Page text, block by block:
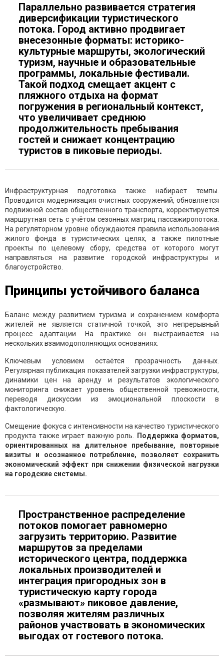
Параллельно развивается стратегия
диверсификации туристического
потока. Город активно продвигает
внесезонные форматы: историко-
культурные маршруты, экологический
туризм, научные и образовательные
программы, локальные фестивали.
Такой подход смещает акцент с
пляжного отдыха на формат
погружения в региональный контекст,
что увеличивает среднюю
продолжительность пребывания
гостей и снижает концентрацию
туристов в пиковые периоды.
Инфраструктурная подготовка также набирает темпы.
Проводится модернизация очистных сооружений, обновляется
подвижной состав общественного транспорта, корректируется
маршрутная сеть с учётом сезонных матриц пассажиропотока.
На регуляторном уровне обсуждаются правила использования
жилого фонда в туристических целях, а также пилотные
проекты по целевому сбору, средства от которого могут
направляться на развитие городской инфраструктуры и
благоустройство.
Принципы устойчивого баланса
Баланс между развитием туризма и сохранением комфорта
жителей не является статичной точкой, это непрерывный
процесс адаптации. На практике он выстраивается на
нескольких взаимодополняющих основаниях.
Ключевым условием остаётся прозрачность данных.
Регулярная публикация показателей загрузки инфраструктуры,
динамики цен на аренду и результатов экологического
мониторинга снижает уровень общественной тревожности,
переводя дискуссии из эмоциональной плоскости в
фактологическую.
Смещение фокуса с интенсивности на качество туристического
продукта также играет важную роль.
Поддержка форматов,
ориентированных на длительное пребывание, повторные
визиты и осознанное потребление, позволяет сохранить
экономический эффект при снижении физической нагрузки
на городские системы.
Пространственное распределение
потоков помогает равномерно
загрузить территорию. Развитие
маршрутов за пределами
исторического центра, поддержка
локальных производителей и
интеграция пригородных зон в
туристическую карту города
«размывают» пиковое давление,
позволяя жителям различных
районов участвовать в экономических
выгодах от гостевого потока.